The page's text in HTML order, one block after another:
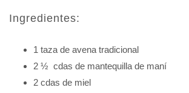
Ingredientes:
1 taza de avena tradicional
2 ½ cdas de mantequilla de maní
2 cdas de miel